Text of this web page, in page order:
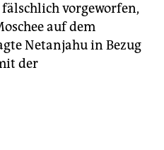
vorgeworfen,
auf dem
Netanjahu in Bezug
der